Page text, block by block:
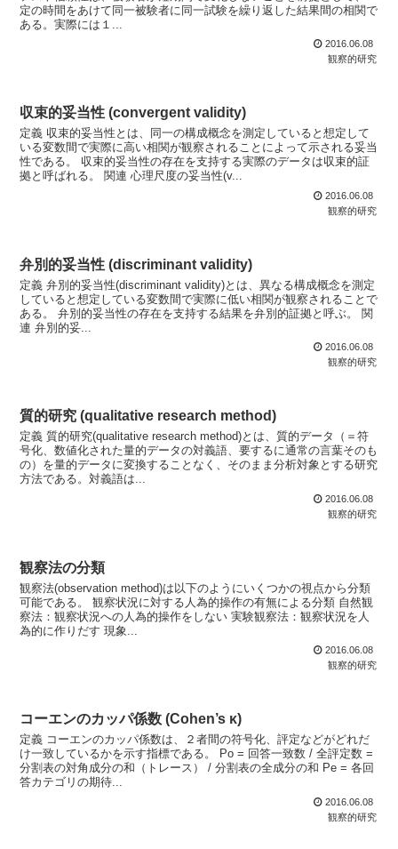
定の時間をあけて同一被験者に同一試験を繰り返した結果間の相関で
ある。実際には１...
2016.06.08
観察的研究
収束的妥当性 (convergent validity)
定義 収束的妥当性とは、同一の構成概念を測定していると想定して
いる変数間で実際に高い相関が観察されることによって示される妥当
性である。 収束的妥当性の存在を支持する実際のデータは収束的証
拠と呼ばれる。 関連 心理尺度の妥当性(v...
2016.06.08
観察的研究
弁別的妥当性 (discriminant validity)
定義 弁別的妥当性(discriminant validity)とは、異なる構成概念を測定
していると想定している変数間で実際に低い相関が観察されることで
ある。 弁別的妥当性の存在を支持する結果を弁別的証拠と呼ぶ。 関
連 弁別的妥...
2016.06.08
観察的研究
質的研究 (qualitative research method)
定義 質的研究(qualitative research method)とは、質的データ（＝符
号化、数値化された量的データの対義語、要するに通常の言葉そのも
の）を量的データに変換することなく、そのまま分析対象とする研究
方法である。対義語は...
2016.06.08
観察的研究
観察法の分類
観察法(observation method)は以下のようにいくつかの視点から分類
可能である。 観察状況に対する人為的操作の有無による分類 自然観
察法：観察状況への人為的操作をしない 実験観察法：観察状況を人
為的に作りだす 現象...
2016.06.08
観察的研究
コーエンのカッパ係数 (Cohen’s κ)
定義 コーエンのカッパ係数は、２者間の符号化、評定などがどれだ
け一致しているかを示す指標である。 Po = 回答一致数 / 全評定数 =
分割表の対角成分の和（トレース） / 分割表の全成分の和 Pe = 各回
答カテゴリの期待...
2016.06.08
観察的研究